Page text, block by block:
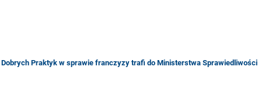
Praktyk w sprawie franczyzy trafi do Ministerstwa Sprawiedliwości